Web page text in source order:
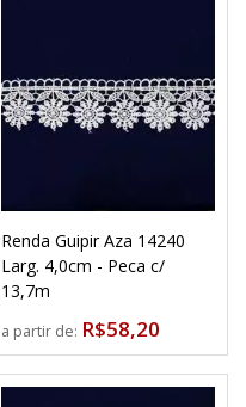
Renda Guipir Aza 14240
Larg. 4,0cm - Peca c/
13,7m
a partir de: R$58,20